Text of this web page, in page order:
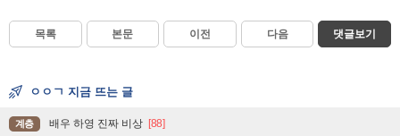
목록 본문 이전 다음 댓글보기
ㅇㅇㄱ 지금 뜨는 글
계층 배우 하영 진짜 비상 [88]